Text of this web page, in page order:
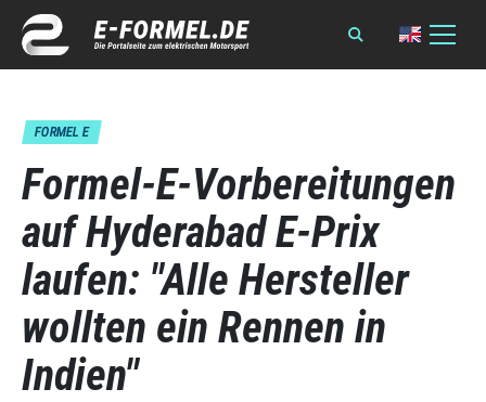
FORMEL E
Formel-E-Vorbereitungen
auf Hyderabad E-Prix
laufen: "Alle Hersteller
wollten ein Rennen in
Indien"